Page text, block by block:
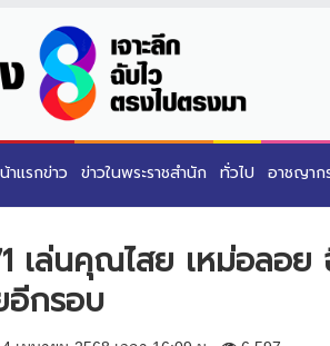
าแรกข่าว ข่าวในพระราชสำนัก ทั่วไป อาชญาก
เล่นคุณไสย เหม่อลอ
อีกรอบ